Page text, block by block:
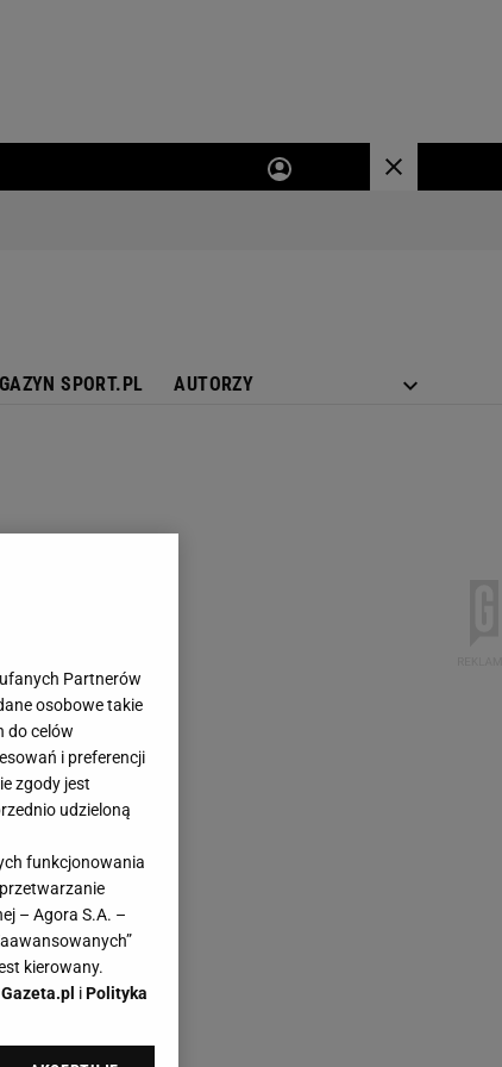
SPORT.PL AUTORZY
Partnerów
osobowe takie
do celów
i preferencji
zgody jest
udzieloną
funkcjonowania
– Agora S.A. –
kierowany.
iPolityka